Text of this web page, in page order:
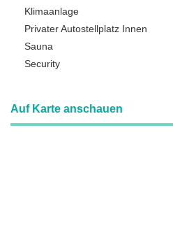
Klimaanlage
Privater Autostellplatz Innen
Sauna
Security
Auf Karte anschauen